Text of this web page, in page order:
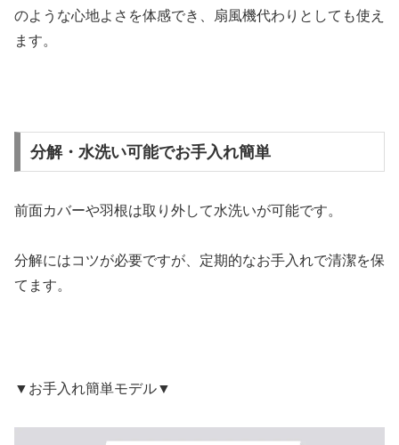
のような心地よさを体感でき、扇風機代わりとしても使え
ます。
分解・水洗い可能でお手入れ簡単
前面カバーや羽根は取り外して水洗いが可能です。
分解にはコツが必要ですが、定期的なお手入れで清潔を保
てます。
▼お手入れ簡単モデル▼